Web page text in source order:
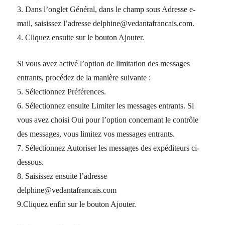
3. Dans l’onglet Général, dans le champ sous Adresse e-
mail, saisissez l’adresse delphine@vedantafrancais.com.
4. Cliquez ensuite sur le bouton Ajouter.
Si vous avez activé l’option de limitation des messages
entrants, procédez de la manière suivante :
5. Sélectionnez Préférences.
6. Sélectionnez ensuite Limiter les messages entrants. Si
vous avez choisi Oui pour l’option concernant le contrôle
des messages, vous limitez vos messages entrants.
7. Sélectionnez Autoriser les messages des expéditeurs ci-
dessous.
8. Saisissez ensuite l’adresse
delphine@vedantafrancais.com
9.Cliquez enfin sur le bouton Ajouter.